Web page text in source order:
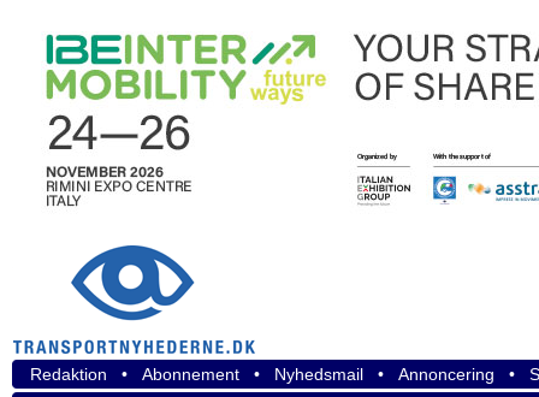
Redaktion • Abonnement • Nyhedsmail • Annoncering •